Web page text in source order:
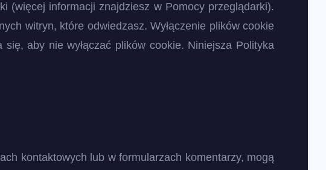
(więcej informacji znajdziesz w Pomocy przeglądarki).
witryn, które odwiedzasz. Wyłączenie plików cookie
aby nie wyłączać plików cookie. Niniejsza Polityka
kontaktowych lub w formularzach komentarzy, mogą